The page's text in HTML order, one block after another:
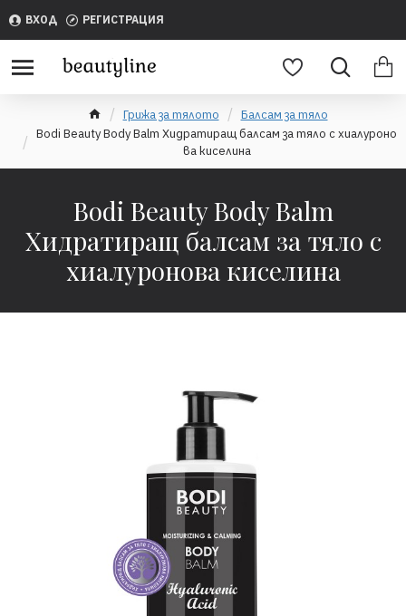
ВХОД РЕГИСТРАЦИЯ
Грижа за тялото
Балсам за тяло
Bodi Beauty Body Balm Хидратиращ балсам за тяло с хиалуроно
ва киселина
Bodi Beauty Body Balm
Хидратиращ балсам за тяло с
хиалуронова киселина